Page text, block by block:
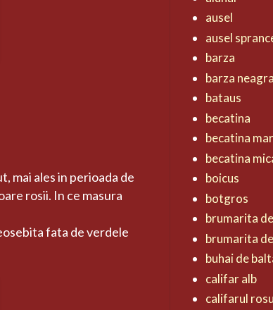
mai ales in perioada de
rosii. In ce masura
fata de verdele
ausel
ausel
barza
barza
bataus
becatina
becatina
becatina
boicus
botgros
brumarita
brumarita
buhai de
califar alb
califarul